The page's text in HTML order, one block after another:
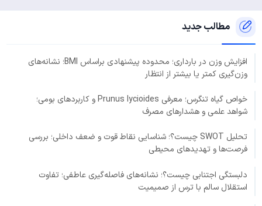
مطالب جدید
افزایش وزن در بارداری؛ محدوده پیشنهادی براساس BMI؛ نشانه‌های
وزن‌گیری کمتر یا بیشتر از انتظار
خواص گیاه تنگرس؛ معرفی Prunus lycioides و کاربردهای بومی؛
شواهد علمی و هشدارهای مصرف
تحلیل SWOT چیست؟؛ شناسایی نقاط قوت و ضعف داخلی؛ بررسی
فرصت‌ها و تهدیدهای محیطی
دلبستگی اجتنابی چیست؟؛ نشانه‌های فاصله‌گیری عاطفی؛ تفاوت
استقلال سالم با ترس از صمیمیت